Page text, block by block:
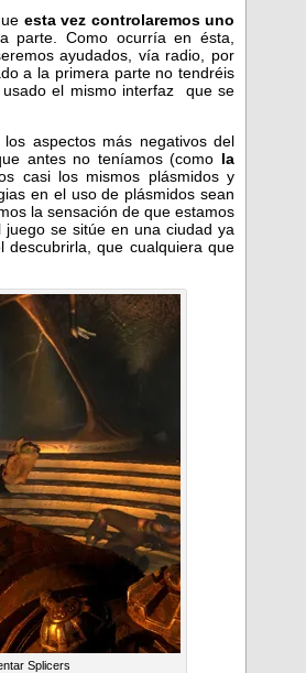
esta vez controlaremos uno
parte. Como ocurría en ésta,
ayudados, vía radio, por
a la primera parte no tendréis
el mismo interfaz que se
aspectos más negativos del
antes no teníamos (como la
casi los mismos plásmidos y
en el uso de plásmidos sean
la sensación de que estamos
se sitúe en una ciudad ya
que cualquiera que
Splicers